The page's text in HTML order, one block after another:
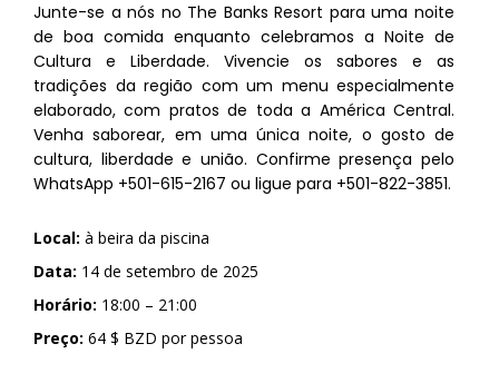
Junte-se a nós no The Banks Resort para uma noite
de boa comida enquanto celebramos a Noite de
Cultura e Liberdade. Vivencie os sabores e as
tradições da região com um menu especialmente
elaborado, com pratos de toda a América Central.
Venha saborear, em uma única noite, o gosto de
cultura, liberdade e união. Confirme presença pelo
WhatsApp +501-615-2167 ou ligue para +501-822-3851.
Local: à beira da piscina
Data: 14 de setembro de 2025
Horário: 18:00 – 21:00
Preço: 64 $ BZD por pessoa